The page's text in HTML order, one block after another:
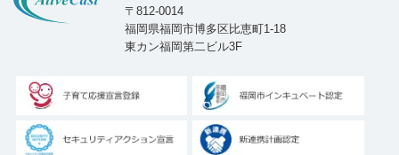
〒812-0014
福岡県福岡市博多区比恵町1-18
東カン福岡第二ビル3F